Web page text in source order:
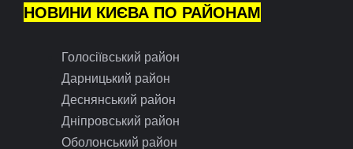
НОВИНИ КИЄВА ПО РАЙОНАМ
Голосіївський район
Дарницький район
Деснянський район
Дніпровський район
Оболонський район